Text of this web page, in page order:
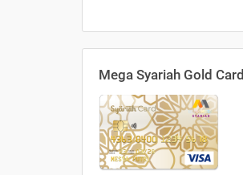
Mega Syariah Gold Card